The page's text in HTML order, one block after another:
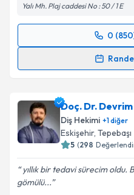
Yalı Mh. Plaj caddesi No : 50 / 1 E
0
Randevu Takvimi
takvim hazırlandığında
E-posta Adresiniz
Doç. Dr.
Diş Hekimi +1diğer
Eskişehir, Tepebaşı
5 (298
yıllık bir tedavi sürecim oldu.
gömülü...